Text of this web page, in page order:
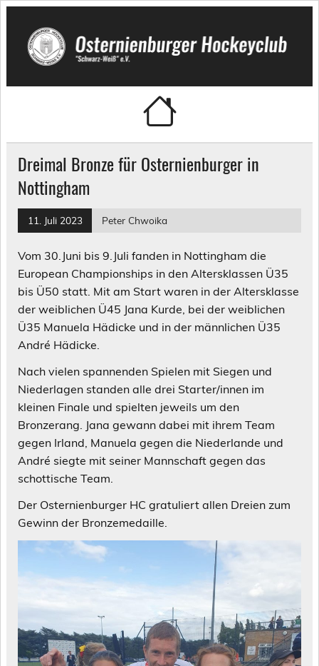
Skip
content
Osternienburger Hockeyclub
Dreimal Bronze für Osternienburger in
Nottingham
11. Juli 2023 Peter Chwoika
Vom 30.Juni bis 9.Juli fanden in Nottingham die
European Championships in den Altersklassen Ü35
bis Ü50 statt. Mit am Start waren in der Altersklasse
der weiblichen Ü45 Jana Kurde, bei der weiblichen
Ü35 Manuela Hädicke und in der männlichen Ü35
André Hädicke.
Nach vielen spannenden Spielen mit Siegen und
Niederlagen standen alle drei Starter/innen im
kleinen Finale und spielten jeweils um den
Bronzerang. Jana gewann dabei mit ihrem Team
gegen Irland, Manuela gegen die Niederlande und
André siegte mit seiner Mannschaft gegen das
schottische Team.
Der Osternienburger HC gratuliert allen Dreien zum
Gewinn der Bronzemedaille.